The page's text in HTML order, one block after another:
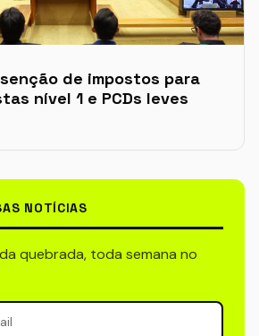
de impostos para
nível 1 e PCDs leves
NOTÍCIAS
quebrada, toda semana no